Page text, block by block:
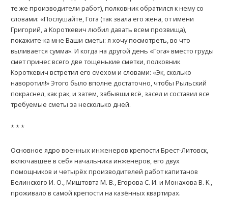
те же производители работ), полковник обратился к нему со
словами: «Послушайте, Гога (так звала его жена, от имени
Григорий, а Kороткевич любил давать всем прозвища),
покажите-ка мне Ваши сметы: я хочу посмотреть, во что
выливается сумма». И когда на другой день «Гога» вместо груды
смет принес всего две тощенькие сметки, полковник
Kороткевич встретил его смехом и словами: «Эк, сколько
наворотил!» Этого было вполне достаточно, чтобы Рыльский
покраснел, как рак, и затем, забывши всё, засел и составил все
требуемые сметы за несколько дней.
* * *
Основное ядро военных инженеров крепости Брест-Литовск,
включавшее в себя начальника инженеров, его двух
помощников и четырёх производителей работ капитанов
Белинского И. О., Миштовта М. В., Егорова С. И. и Монахова В. K.,
проживало в самой крепости на казённых квартирах.